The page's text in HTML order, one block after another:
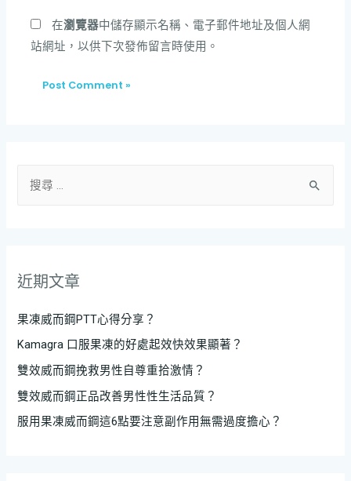
在瀏覽器中儲存顯示名稱、電子郵件地址及個人網
站網址，以供下次發佈留言時使用。
近期文章
果凍威而鋼PTT心得分享？
Kamagra 口服果凍的好處起效快效果顯著？
雙效威而鋼挽救男性自尊重拾激情？
雙效威而鋼正品改善男性性生活品質？
服用果凍威而鋼這6點要注意副作用無需過度擔心？